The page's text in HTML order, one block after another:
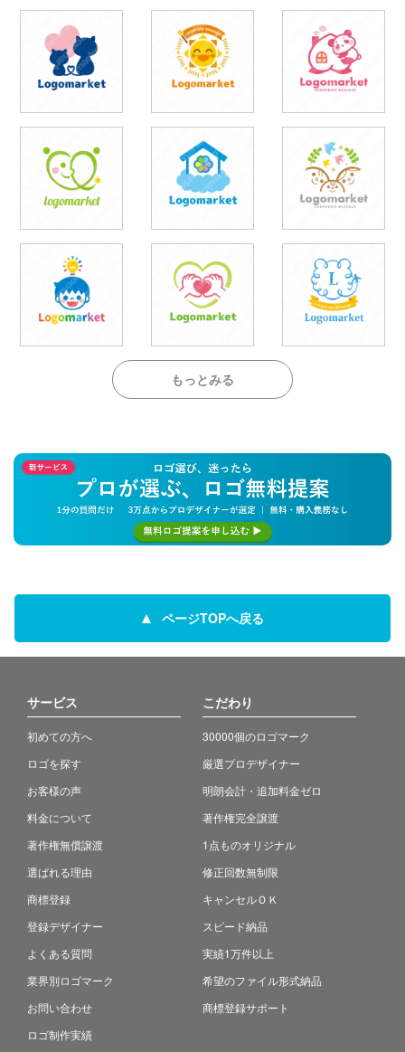
もっとみる
ページTOPへ戻る
サービス
初めての方へ
ロゴを探す
お客様の声
料金について
著作権無償譲渡
選ばれる理由
商標登録
登録デザイナー
よくある質問
業界別ロゴマーク
お問い合わせ
ロゴ制作実績
こだわり
30000個のロゴマーク
厳選プロデザイナー
明朗会計・追加料金ゼロ
著作権完全譲渡
1点ものオリジナル
修正回数無制限
キャンセルＯＫ
スピード納品
実績1万件以上
希望のファイル形式納品
商標登録サポート